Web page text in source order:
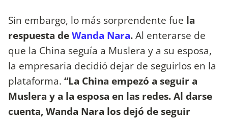
Sin embargo, lo más sorprendente fue la
respuesta deWanda Nara.Al enterarse de
que la China seguía a Muslera y a su esposa,
la empresaria decidió dejar de seguirlos en la
plataforma. “La China empezó a seguir a
Muslera y a la esposa en las redes. Al darse
cuenta, Wanda Nara los dejó de seguir